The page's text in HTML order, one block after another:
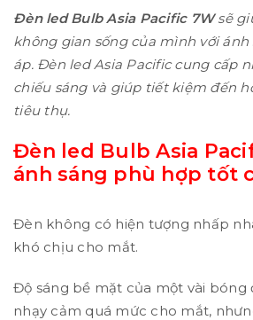
Đèn led Bulb Asia Pacific 7Wsẽ
không gian sống của mình với ánh
áp. Đèn led Asia Pacific cung cấp
chiếu sáng và giúp tiết kiệm đến
tiêu thụ.
Đèn led BulbAsia
ánh sáng phù hợp tốt
Đèn không có hiện tượng nhấp
khó chịu cho mắt.
Độ sáng bề mặt của một vài bóng
nhạy cảm quá mức cho mắt,